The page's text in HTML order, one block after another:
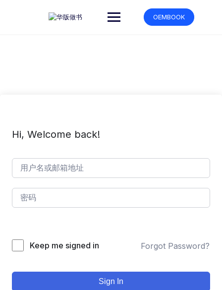
OEMBOOK
Hi, Welcome back!
Keep me signed in Forgot Password?
Sign In